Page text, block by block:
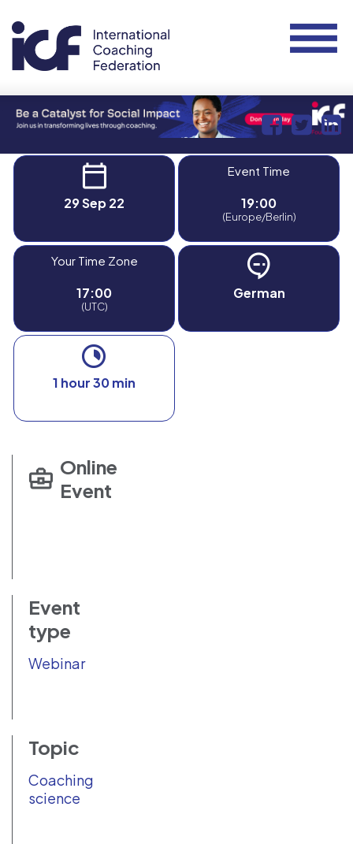
29 Sep 22
Event Time
19:00
(Europe/Berlin)
Your Time Zone
17:00
(UTC)
German
1 hour 30 min
Online
Event
Event
type
Webinar
Topic
Coaching
science